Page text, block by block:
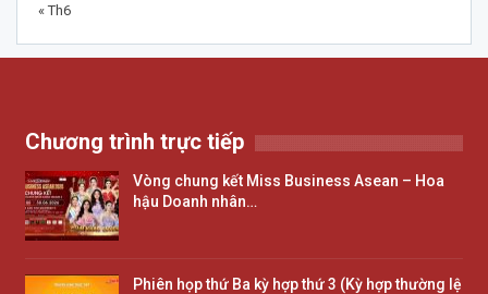
« Th6
Chương trình trực tiếp
Vòng chung kết Miss Business Asean – Hoa
hậu Doanh nhân…
Phiên họp thứ Ba kỳ hợp thứ 3 (Kỳ hợp thường lệ